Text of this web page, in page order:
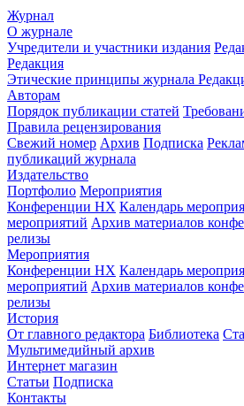
Журнал
О журнале
Учредители и участники издания
Редакция
Этические принципы журнала
Авторам
Порядок публикации статей
Правила рецензирования
Свежий номер Архив Подписка
публикаций журнала
Издательство
Портфолио Мероприятия
Конференции НХ Календарь
мероприятий Архив материалов
релизы
Мероприятия
Конференции НХ Календарь
мероприятий Архив материалов
релизы
История
От главного редактора Библиотека
Мультимедийный архив
Интернет магазин
Статьи Подписка
Контакты